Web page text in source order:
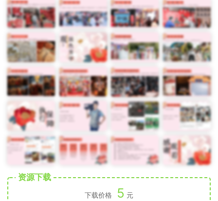
资源下载
下载价格 5 元